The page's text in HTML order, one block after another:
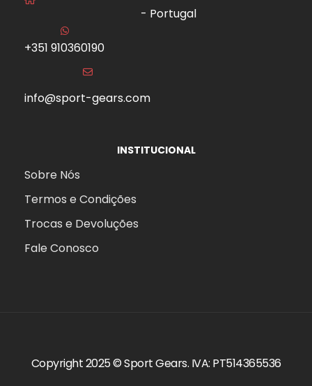
- Portugal
+351 910360190
info@sport-gears.com
INSTITUCIONAL
Sobre Nós
Termos e Condições
Trocas e Devoluções
Fale Conosco
Copyright 2025 ©Sport Gears. IVA: PT514365536